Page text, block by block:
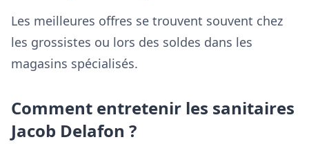
Les meilleures offres se trouvent souvent chez
les grossistes ou lors des soldes dans les
magasins spécialisés.
Comment entretenir les sanitaires
Jacob Delafon ?